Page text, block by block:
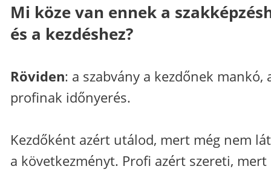
Mi köze van ennek a
és a kezdéshez?
Röviden: a szabvány a kezdőnek mankó,
profinak időnyerés.
Kezdőként azért utálod, mert még nem
a következményt. Profi azért szereti,